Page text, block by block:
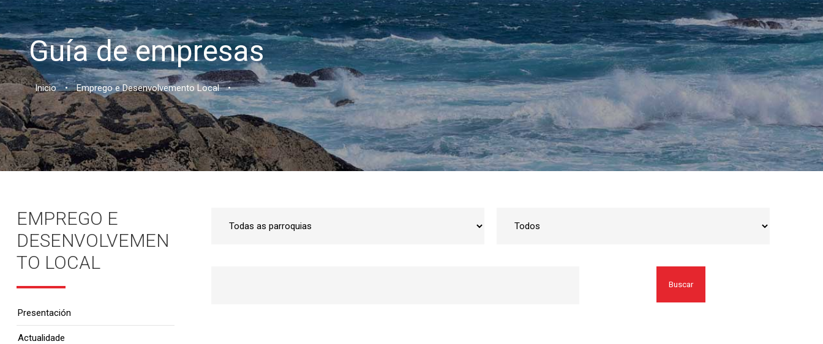
Guía de empresas
Inicio • Emprego e Desenvolvemento Local •
Buscar
EMPREGO E
DESENVOLVEMEN
TO LOCAL
Presentación
Actualidade